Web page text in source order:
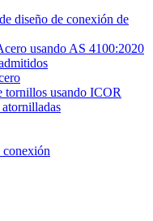
diseño de conexión de
usando AS 4100:2020
tornillos usando ICOR
conexión